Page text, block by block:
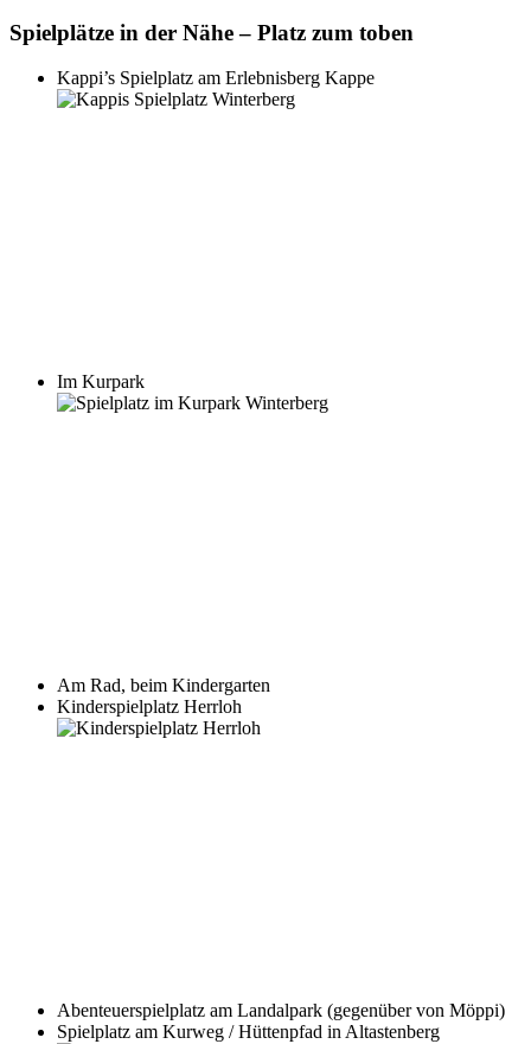
Spielplätze in der Nähe – Platz zum toben
Kappi’s Spielplatz am Erlebnisberg Kappe
Im Kurpark
Am Rad, beim Kindergarten
Kinderspielplatz Herrloh
Abenteuerspielplatz am Landalpark (gegenüber von Möppi)
Spielplatz am Kurweg / Hüttenpfad in Altastenberg